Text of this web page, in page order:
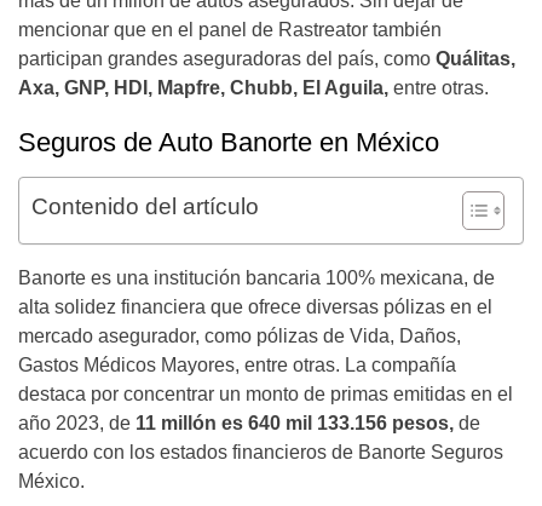
mencionar que en el panel de Rastreator también
participan grandes aseguradoras del país, como Quálitas,
Axa, GNP, HDI, Mapfre, Chubb, El Aguila, entre otras.
Seguros de Auto Banorte en México
Contenido del artículo
Banorte es una institución bancaria 100% mexicana, de
alta solidez financiera que ofrece diversas pólizas en el
mercado asegurador, como pólizas de Vida, Daños,
Gastos Médicos Mayores, entre otras. La compañía
destaca por concentrar un monto de primas emitidas en el
año 2023, de 11 millón es 640 mil 133.156 pesos, de
acuerdo con los estados financieros de Banorte Seguros
México.